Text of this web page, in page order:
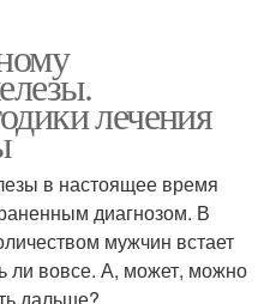
лечения
в настоящее время
диагнозом. В
мужчин встает
ли вовсе. А, может, можно
дальше?